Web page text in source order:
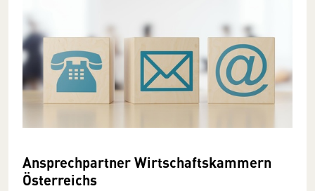
Ansprechpartner Wirtschaftskammern
Österreichs